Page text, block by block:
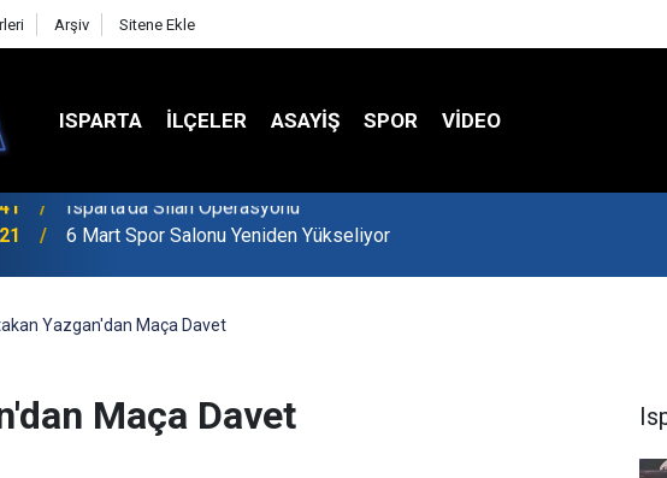
Arşiv Sitene Ekle
ISPARTA İLÇELER ASAYİŞ SPOR VIDEO
6 Mart Spor Salonu Yeniden Yükseliyor
Yazgan'dan Maça Davet
Maça Davet